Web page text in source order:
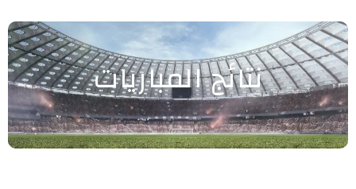
نتائج المباريات